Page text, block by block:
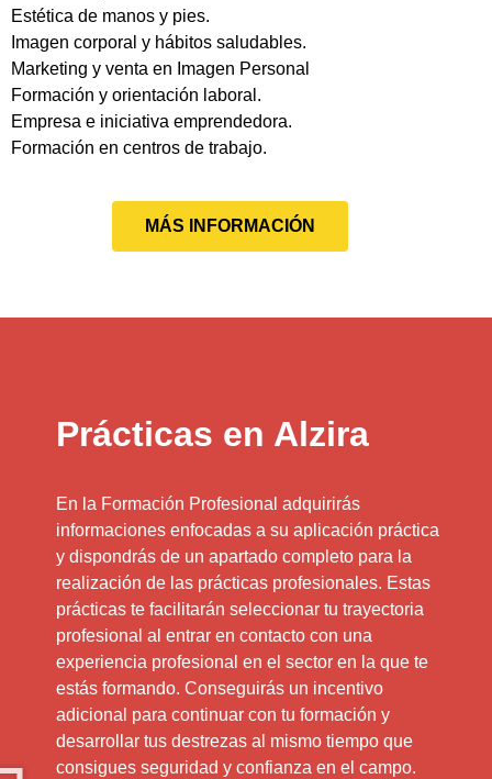
Estética de manos y pies.
Imagen corporal y hábitos saludables.
Marketing y venta en Imagen Personal
Formación y orientación laboral.
Empresa e iniciativa emprendedora.
Formación en centros de trabajo.
MÁS INFORMACIÓN
Prácticas en Alzira
En la Formación Profesional adquirirás
informaciones enfocadas a su aplicación práctica
y dispondrás de un apartado completo para la
realización de las prácticas profesionales. Estas
prácticas te facilitarán seleccionar tu trayectoria
profesional al entrar en contacto con una
experiencia profesional en el sector en la que te
estás formando. Conseguirás un incentivo
adicional para continuar con tu formación y
desarrollar tus destrezas al mismo tiempo que
consigues seguridad y confianza en el campo.